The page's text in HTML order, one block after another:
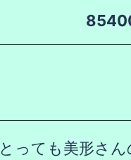
とっても美形さ